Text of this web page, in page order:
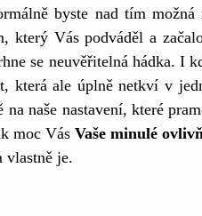
byste nad tím
který Vás podváděl a
se neuvěřitelná hádka. I
která ale úplně netkví v
na naše nastavení, které
moc Vás Vaše minulé
vlastně je.